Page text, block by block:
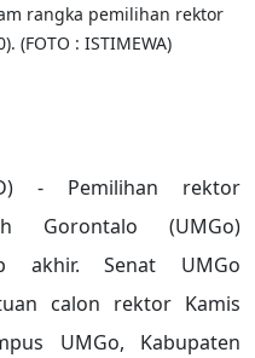
rangka pemilihan rektor
(FOTO : ISTIMEWA)
- Pemilihan rektor
Gorontalo (UMGo)
akhir. Senat UMGo
calon rektor Kamis
UMGo, Kabupaten